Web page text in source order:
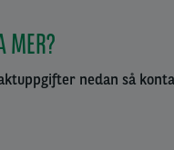
MER?
nedan så